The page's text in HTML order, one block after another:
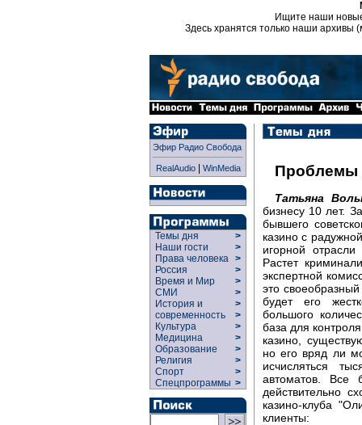
Ищите наши
Здесь хранятся только наши архивы
Эфир Радио Свобода
RealAudio| WinMedia
Темы дня
>
Наши гости
>
Права человека >
Россия
>
Время и Мир
>
СМИ
>
История и
современность
>
>
Культура
>
Медицина
>
Образование
>
Религия
>
Спорт
>
Спецпрограммы >
Проблемы
Татьяна
бизнесу 10 лет.
бывшего
казино с
игорной
Растет
экспертной
это
будет его
большого
база для
казино,
но его вряд ли
исчисляться
автоматов. Все
действительно
казино-клуба
клиенты: